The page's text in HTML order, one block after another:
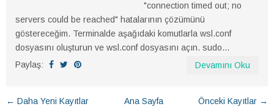
"connection timed out; no
servers could be reached" hatalarının çözümünü
göstereceğim. Terminalde aşağıdaki komutlarla wsl.conf
dosyasını oluşturun ve wsl.conf dosyasını açın. sudo...
Paylaş:
Devamını Oku
← Daha Yeni Kayıtlar Önceki Kayıtlar →
Ana Sayfa